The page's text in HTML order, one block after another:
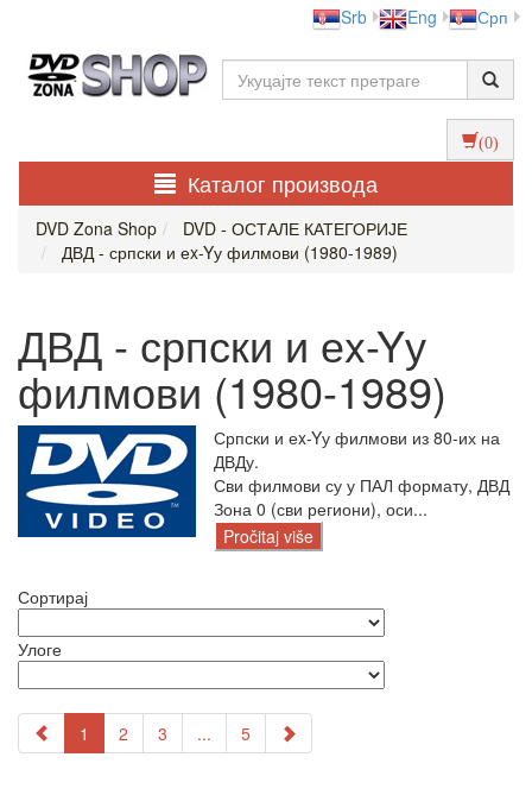
Srb Eng Срп
(0)
Каталог производа
DVD Zona Shop
DVD - ОСТАЛЕ КАТЕГОРИЈЕ
ДВД - српски и еx-Yу филмови (1980-1989)
ДВД - српски и еx-Yу
филмови (1980-1989)
Српски и еx-Yу филмови из 80-их на
ДВДу.
Сви филмови су у ПАЛ формату, ДВД
Зона 0 (сви региони), оси...
Pročitaj više
Сортирај
Улоге
1 2 3 ... 5